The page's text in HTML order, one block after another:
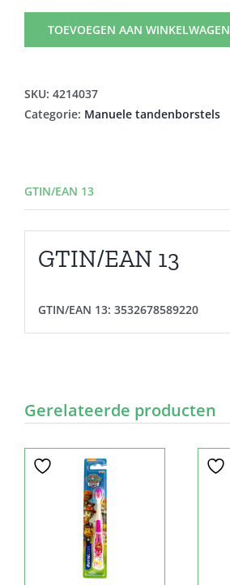
BAMBOU
JUNIOR
TOEVOEGEN AAN WINKELWAGEN
SKU: 4214037
Categorie: Manuele tandenborstels
GTIN/EAN 13
GTIN/EAN 13
GTIN/EAN 13: 3532678589220
Gerelateerde producten